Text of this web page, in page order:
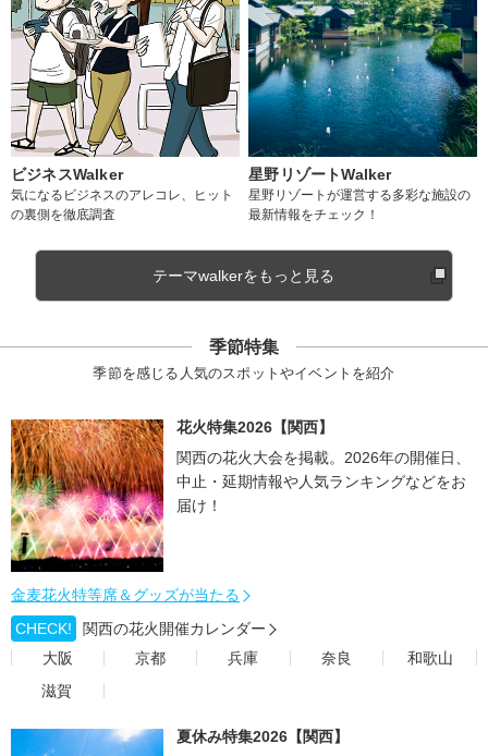
ビジネスWalker
気になるビジネスのアレコレ、ヒット
の裏側を徹底調査
星野リゾートWalker
星野リゾートが運営する多彩な施設の
最新情報をチェック！
テーマwalkerをもっと見る
季節特集
季節を感じる人気のスポットやイベントを紹介
花火特集2026【関西】
関西の花火大会を掲載。2026年の開催日、
中止・延期情報や人気ランキングなどをお
届け！
金麦花火特等席＆グッズが当たる
CHECK!
関西の花火開催カレンダー
大阪
京都 兵庫 奈良
和歌山
滋賀
夏休み特集2026【関西】